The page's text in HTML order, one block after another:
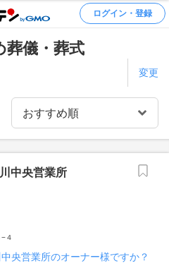
ログイン・登録
葬儀・葬式
変更
中央営業所
４
央営業所のオーナー様ですか？